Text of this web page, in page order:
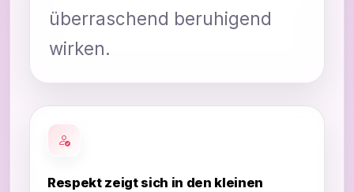
überraschend beruhigend
wirken.
Respekt zeigt sich in den kleinen